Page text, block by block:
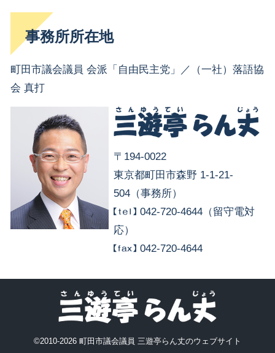
事務所所在地
町田市議会議員 会派「自由民主党」／（一社）落語協
会 真打
〒194-0022
東京都町田市森野 1-1-21-
504（事務所）
042-720-4644（留守電対
応）
042-720-4644
©2010-2026 町田市議会議員 三遊亭らん丈のウェブサイト